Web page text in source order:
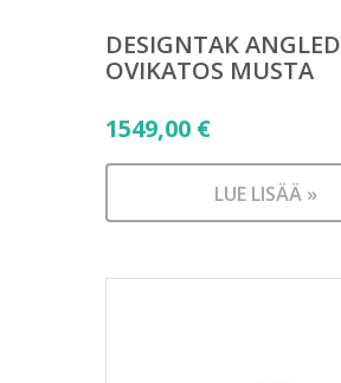
DESIGNTAK ANGLED
OVIKATOS MUSTA
1549,00 €
LUE LISÄÄ »